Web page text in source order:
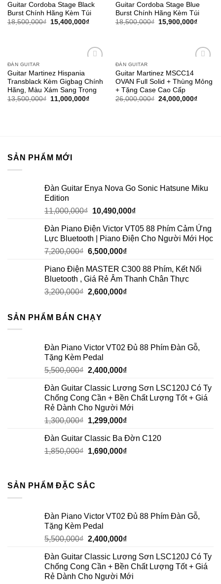
wishlist
Guitar Cordoba Stage Black
Burst Chính Hãng Kèm Túi
18,500,000₫ 15,400,000₫
wishlist
Guitar Cordoba Stage Blue
Burst Chính Hãng Kèm Túi
18,500,000₫ 15,900,000₫
wishlist
ĐÀN GUITAR
Guitar Martinez Hispania
Transblack Kèm Gigbag Chính
Hãng, Màu Xám Sang Trọng
13,500,000₫ 11,000,000₫
wishlist
ĐÀN GUITAR
Guitar Martinez MSCC14
OVAN Full Solid + Thùng Mỏng
+ Tặng Case Cao Cấp
26,000,000₫ 24,000,000₫
SẢN PHẨM MỚI
Đàn Guitar Enya Nova Go Sonic Hatsune Miku
Edition
11,000,000₫ 10,490,000₫
Đàn Piano Điện Victor VT05 88 Phím Cảm Ứng
Lực Bluetooth | Piano Điện Cho Người Mới Học
7,200,000₫ 6,500,000₫
Piano Điện MASTER C300 88 Phím, Kết Nối
Bluetooth , Giá Rẻ Âm Thanh Chân Thực
3,200,000₫ 2,600,000₫
SẢN PHẨM BÁN CHẠY
Đàn Piano Victor VT02 Đủ 88 Phím Đàn Gỗ,
Tặng Kèm Pedal
5,500,000₫ 2,400,000₫
Đàn Guitar Classic Lương Sơn LSC120J Có Ty
Chống Cong Cần + Bền Chất Lượng Tốt + Giá
Rẻ Dành Cho Người Mới
1,300,000₫ 1,299,000₫
Đàn Guitar Classic Ba Đờn C120
1,850,000₫ 1,690,000₫
SẢN PHẨM ĐẶC SẮC
Đàn Piano Victor VT02 Đủ 88 Phím Đàn Gỗ,
Tặng Kèm Pedal
5,500,000₫ 2,400,000₫
Đàn Guitar Classic Lương Sơn LSC120J Có Ty
Chống Cong Cần + Bền Chất Lượng Tốt + Giá
Rẻ Dành Cho Người Mới